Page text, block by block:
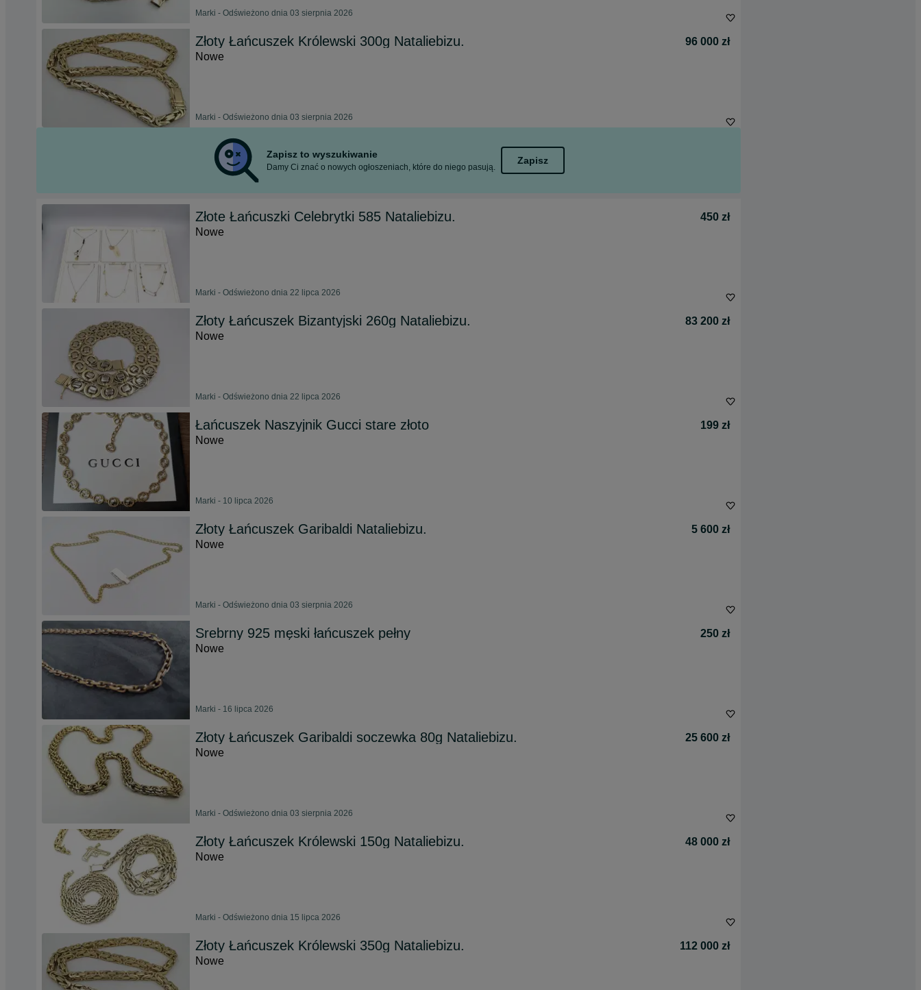
Marki - Odświeżono dnia 03 sierpnia 2026
Złoty Łańcuszek Królewski 300g Nataliebizu.
96 000 zł
Nowe
Marki - Odświeżono dnia 03 sierpnia 2026
Zapisz to wyszukiwanie
Damy Ci znać o nowych ogłoszeniach, które do niego pasują.
Zapisz
Złote Łańcuszki Celebrytki 585 Nataliebizu.
450 zł
Nowe
Marki - Odświeżono dnia 22 lipca 2026
Złoty Łańcuszek Bizantyjski 260g Nataliebizu.
83 200 zł
Nowe
Marki - Odświeżono dnia 22 lipca 2026
Łańcuszek Naszyjnik Gucci stare złoto
199 zł
Nowe
Marki - 10 lipca 2026
Złoty Łańcuszek Garibaldi Nataliebizu.
5 600 zł
Nowe
Marki - Odświeżono dnia 03 sierpnia 2026
Srebrny 925 męski łańcuszek pełny
250 zł
Nowe
Marki - 16 lipca 2026
Złoty Łańcuszek Garibaldi soczewka 80g Nataliebizu.
25 600 zł
Nowe
Marki - Odświeżono dnia 03 sierpnia 2026
Złoty Łańcuszek Królewski 150g Nataliebizu.
48 000 zł
Nowe
Marki - Odświeżono dnia 15 lipca 2026
Złoty Łańcuszek Królewski 350g Nataliebizu.
112 000 zł
Nowe